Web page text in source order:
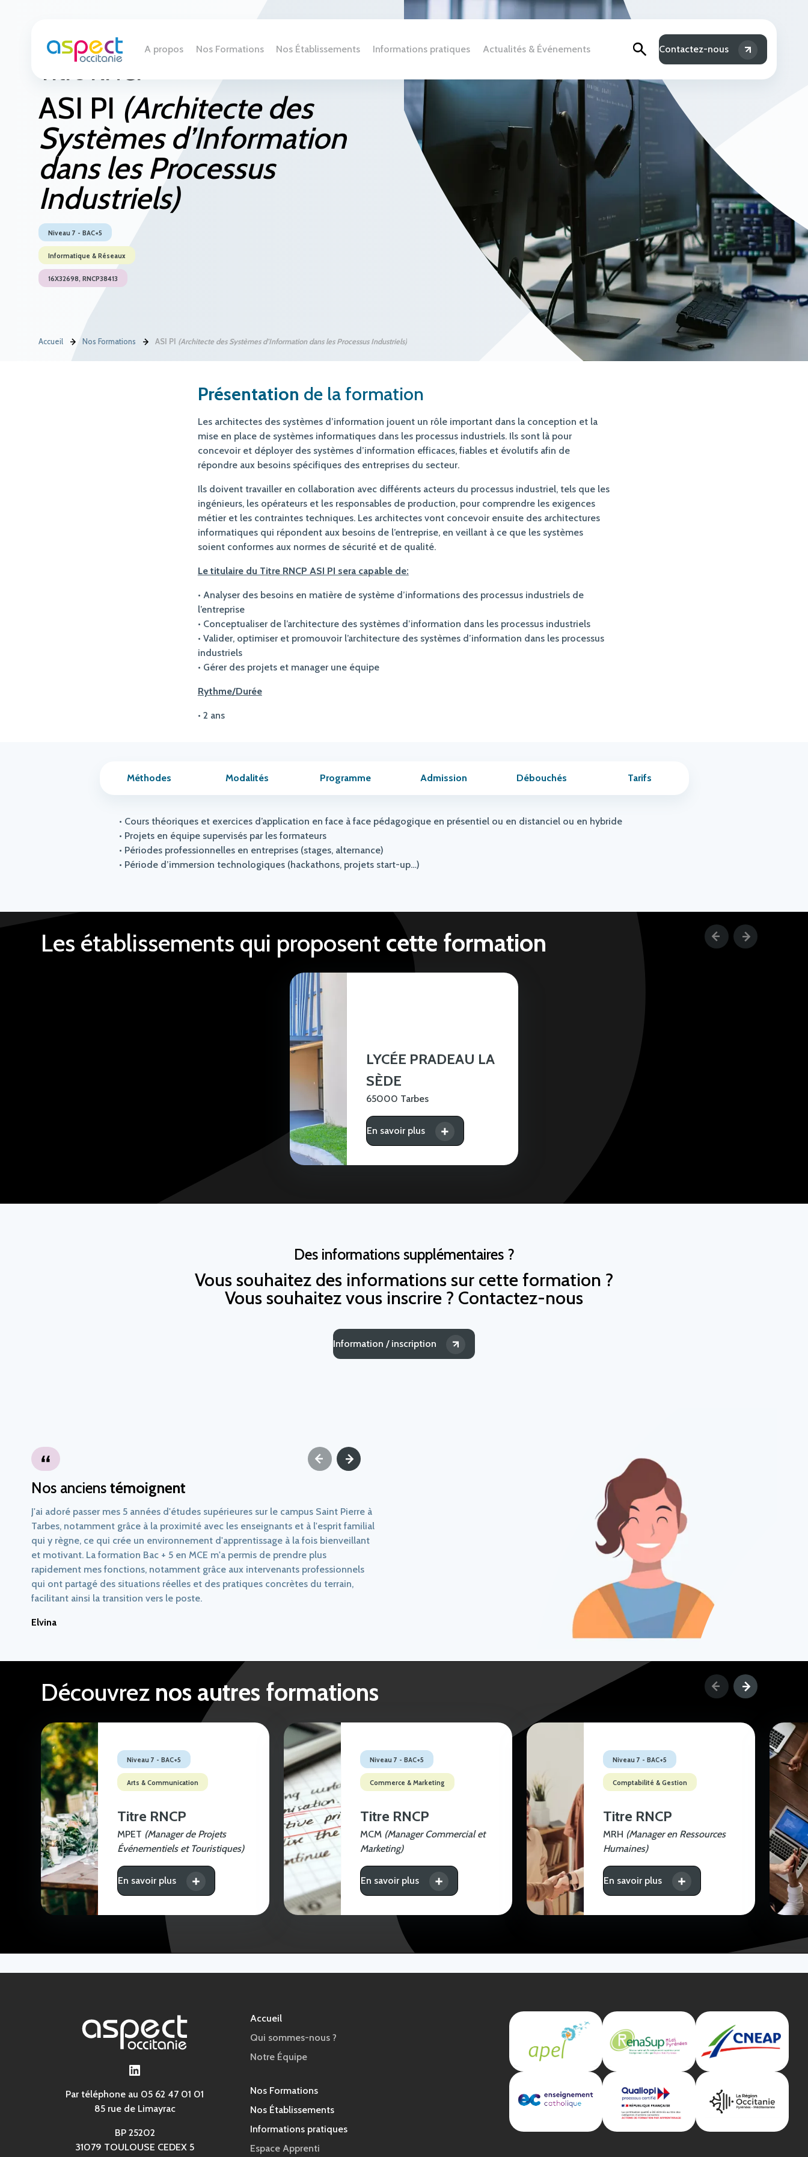
A propos Nos Formations Nos Établissements Informations pratiques Actualités & Événements Contactez-nous
ASI PI (Architecte des
Systèmes d’Information
dans les Processus
Industriels)
Titre RNCP
Niveau 7 - BAC+5
Informatique & Réseaux
16X32698, RNCP38413
Accueil Nos Formations ASI PI (Architecte des Systèmes d’Information dans les Processus Industriels)
Présentation de la formation
Les architectes des systèmes d’information jouent un rôle important dans la conception et la
mise en place de systèmes informatiques dans les processus industriels. Ils sont là pour
concevoir et déployer des systèmes d’information efficaces, fiables et évolutifs afin de
répondre aux besoins spécifiques des entreprises du secteur.
Ils doivent travailler en collaboration avec différents acteurs du processus industriel, tels que les
ingénieurs, les opérateurs et les responsables de production, pour comprendre les exigences
métier et les contraintes techniques. Les architectes vont concevoir ensuite des architectures
informatiques qui répondent aux besoins de l’entreprise, en veillant à ce que les systèmes
soient conformes aux normes de sécurité et de qualité.
Le titulaire du Titre RNCP ASI PI sera capable de:
• Analyser des besoins en matière de système d’informations des processus industriels de
l’entreprise
• Conceptualiser de l’architecture des systèmes d’information dans les processus industriels
• Valider, optimiser et promouvoir l’architecture des systèmes d’information dans les processus
industriels
• Gérer des projets et manager une équipe
Rythme/Durée
• 2 ans
Méthodes Modalités Programme Admission Débouchés Tarifs
• Cours théoriques et exercices d’application en face à face pédagogique en présentiel ou en distanciel ou en hybride
• Projets en équipe supervisés par les formateurs
• Périodes professionnelles en entreprises (stages, alternance)
• Période d’immersion technologiques (hackathons, projets start-up…)
Les établissements qui proposent cette formation
65000 Tarbes
LYCÉE PRADEAU LA
SÈDE
En savoir plus
Des informations supplémentaires ?
Vous souhaitez des informations sur cette formation ?
Vous souhaitez vous inscrire ? Contactez-nous
Information / inscription
Nos anciens témoignent
J'ai adoré passer mes 5 années d'études supérieures sur le campus Saint Pierre à
Tarbes, notamment grâce à la proximité avec les enseignants et à l'esprit familial
qui y règne, ce qui crée un environnement d'apprentissage à la fois bienveillant
et motivant. La formation Bac + 5 en MCE m'a permis de prendre plus
rapidement mes fonctions, notamment grâce aux intervenants professionnels
qui ont partagé des situations réelles et des pratiques concrètes du terrain,
facilitant ainsi la transition vers le poste.
Elvina
Découvrez nos autres formations
MPET (Manager de Projets
Événementiels et Touristiques)
Titre RNCP
Niveau 7 - BAC+5
Arts & Communication
En savoir plus
MCM (Manager Commercial et
Marketing)
Titre RNCP
Niveau 7 - BAC+5
Commerce & Marketing
En savoir plus
MRH (Manager en Ressources
Humaines)
Titre RNCP
Niveau 7 - BAC+5
Comptabilité & Gestion
En savoir plus
LinkedIn
Par téléphone au 05 62 47 01 01
85 rue de Limayrac
BP 25202
31079 TOULOUSE CEDEX 5
Accueil
Qui sommes-nous ?
Notre Équipe
Nos Formations
Nos Établissements
Informations pratiques
Espace Apprenti